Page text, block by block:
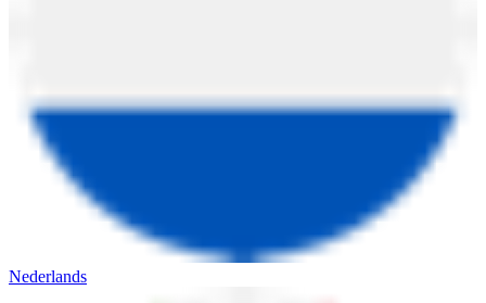
Nederlands